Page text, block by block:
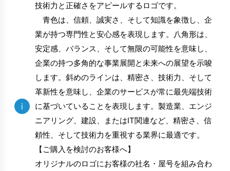
i
技術力と正確さをアピールするロゴです。
青色は、信頼、誠実さ、そして知識を象徴し、企
業が持つ専門性と安心感を表現します。八角形は、
安定感、バランス、そして無限の可能性を意味し、
企業の持つ多角的な事業展開と未来への展望を示唆
します。斜めのラインは、精密さ、技術力、そして
革新性を意味し、企業のサービスが常に最先端技術
に基づいていることを表現します。製造業、エンジ
ニアリング、建設、またはIT関連など、精密さ、信
頼性、そして技術力を重視する業界に最適です。
【ご購入を検討のお客様へ】
オリジナルのロゴにお客様の社名・屋号を組み合わ